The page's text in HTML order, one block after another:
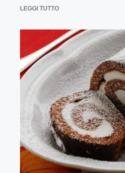
LEGGI TUTTO